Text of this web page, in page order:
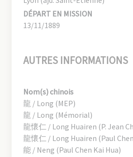
DÉPART EN MISSION
13/11/1889
AUTRES INFORMATIONS
Nom(s) chinois
龍 / Long (MEP)
龍 / Long (Mémorial)
龍懷仁 / Long Huairen (P. Jean
龍懷仁 / Long Huairen (Paul
能 / Neng (Paul Chen Kai Hua)